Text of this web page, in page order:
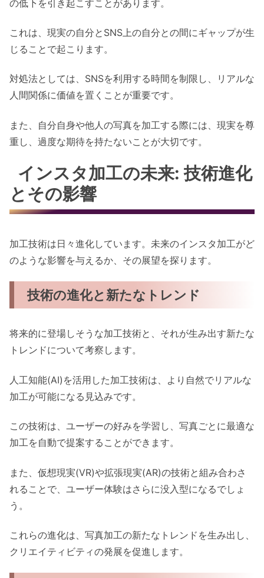
の低下を引き起こすことがあります。
これは、現実の自分とSNS上の自分との間にギャップが生
じることで起こります。
対処法としては、SNSを利用する時間を制限し、リアルな
人間関係に価値を置くことが重要です。
また、自分自身や他人の写真を加工する際には、現実を尊
重し、過度な期待を持たないことが大切です。
インスタ加工の未来: 技術進化
とその影響
加工技術は日々進化しています。未来のインスタ加工がど
のような影響を与えるか、その展望を探ります。
技術の進化と新たなトレンド
将来的に登場しそうな加工技術と、それが生み出す新たな
トレンドについて考察します。
人工知能(AI)を活用した加工技術は、より自然でリアルな
加工が可能になる見込みです。
この技術は、ユーザーの好みを学習し、写真ごとに最適な
加工を自動で提案することができます。
また、仮想現実(VR)や拡張現実(AR)の技術と組み合わさ
れることで、ユーザー体験はさらに没入型になるでしょ
う。
これらの進化は、写真加工の新たなトレンドを生み出し、
クリエイティビティの発展を促進します。